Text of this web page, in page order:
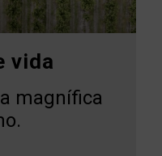
vida
magnífica